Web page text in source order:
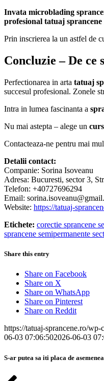
Invata microblading
profesional tatuaj
Prin inscrierea la un astfel de
Concluzie – De
Perfectionarea in arta tatuaj
succesul profesional. Zonele
Intra in lumea fascinanta a
Nu mai astepta – alege un
Contacteaza-ne pentru mai
Detalii contact:
Companie: Sorina Isoveanu
Adresa: Bucuresti, sector 3,
Telefon: +40727696294
Email:
Website: https://tatuaj-
Etichete: corectie sprancene
sprancene semipermanente
Share this entry
Share on Facebook
Share on X
Share on WhatsApp
Share on Pinterest
Share on Reddit
https://tatuaj-sprancene.ro/
06-03 07:06:502026-06-03
S-ar putea sa iti placa de asemenea